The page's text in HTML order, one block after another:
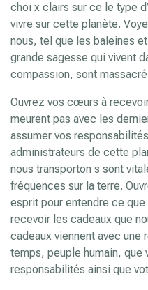
choi x clairs sur ce le type
vivre sur cette planète.
nous, tel que les baleines
grande sagesse qui vivent
compassion, sont
Ouvrez vos cœurs à
meurent pas avec les
assumer vos
administrateurs de cette
nous transporton s sont
fréquences sur la terre.
esprit pour entendre ce
recevoir les cadeaux que
cadeaux viennent avec
temps, peuple humain, que
responsabilités ainsi que